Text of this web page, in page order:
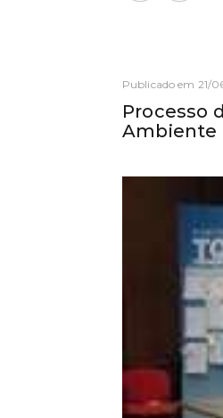
Publicado em 21/
Processo
Ambiente